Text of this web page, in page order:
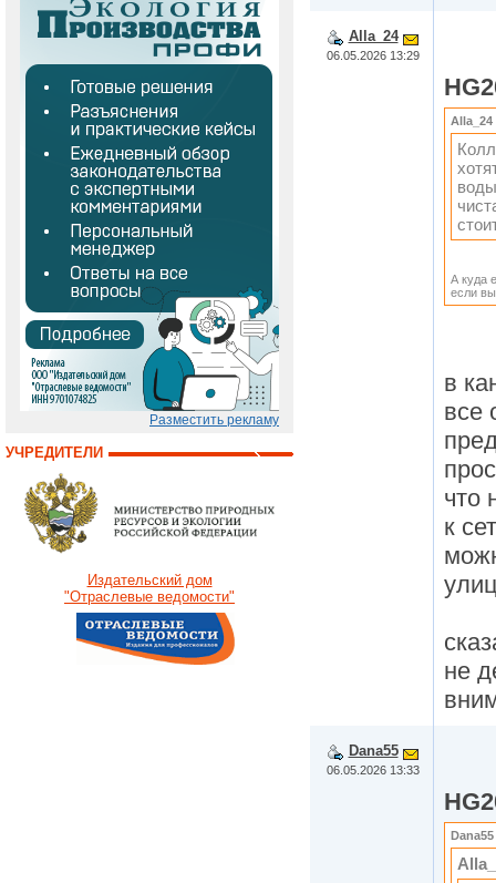
Разместить рекламу
УЧРЕДИТЕЛИ
Издательский дом
"Отраслевые ведомости"
Alla_24
06.05.2026 13:29
Alla_24
А куда
если
в
все
что
к
не
Dana55
06.05.2026 13:33
Dana55